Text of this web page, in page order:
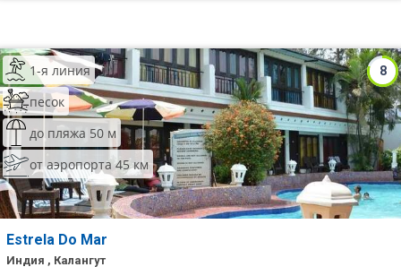
8
1-я линия
песок
до пляжа 50 м
от аэропорта 45 км
Estrela Do Mar
Индия , Калангут